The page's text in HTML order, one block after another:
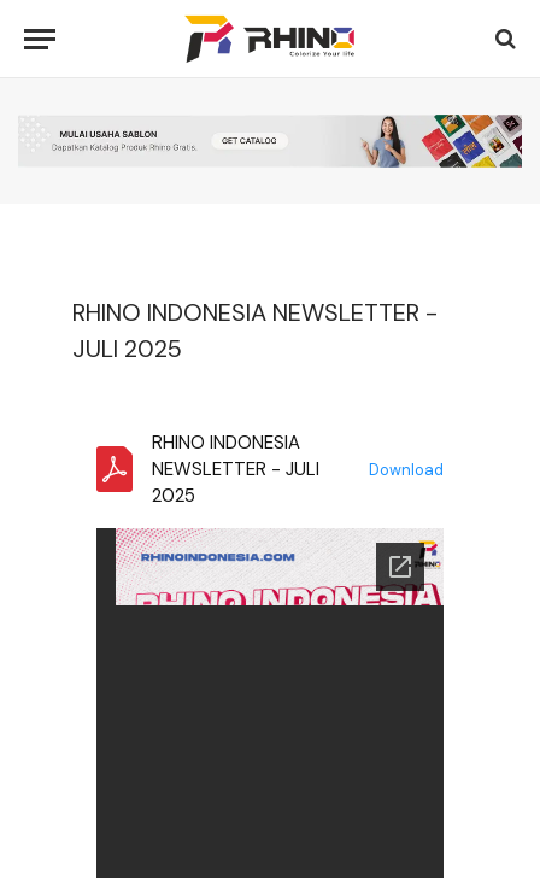
RHINO INDONESIA NEWSLETTER -
JULI 2025
RHINO INDONESIA
NEWSLETTER - JULI
2025
Download